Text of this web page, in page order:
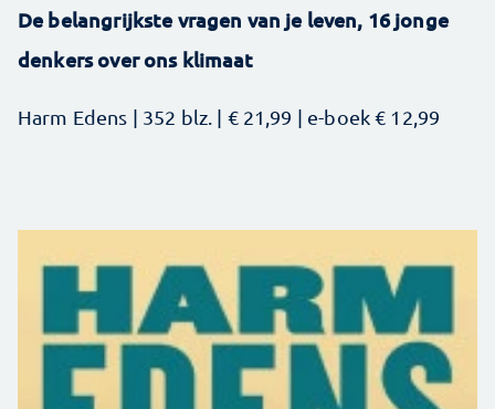
De belangrijkste vragen van je leven, 16 jonge
denkers over ons klimaat
Harm Edens | 352 blz. | € 21,99 | e-boek € 12,99